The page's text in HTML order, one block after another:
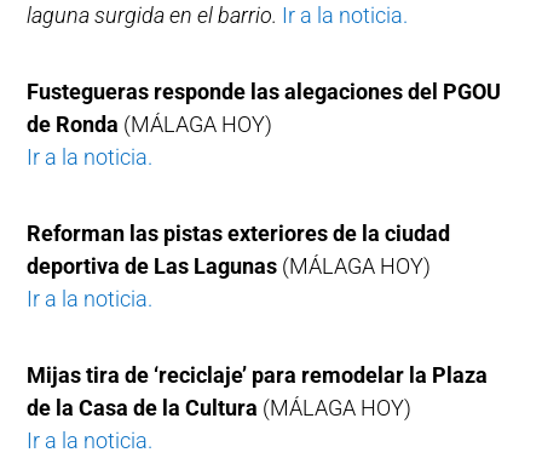
laguna surgida en el barrio. Ir a la noticia.
Fustegueras responde las alegaciones del PGOU
de Ronda (MÁLAGA HOY)
Ir a la noticia.
Reforman las pistas exteriores de la ciudad
deportiva de Las Lagunas (MÁLAGA HOY)
Ir a la noticia.
Mijas tira de ‘reciclaje’ para remodelar la Plaza
de la Casa de la Cultura (MÁLAGA HOY)
Ir a la noticia.